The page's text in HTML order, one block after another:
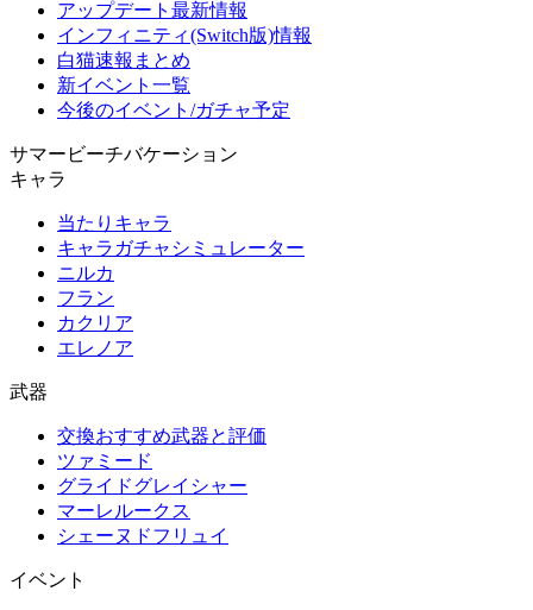
アップデート最新情報
インフィニティ(Switch版)情報
白猫速報まとめ
新イベント一覧
今後のイベント/ガチャ予定
サマービーチバケーション
キャラ
当たりキャラ
キャラガチャシミュレーター
ニルカ
フラン
カクリア
エレノア
武器
交換おすすめ武器と評価
ツァミード
グライドグレイシャー
マーレルークス
シェーヌドフリュイ
イベント